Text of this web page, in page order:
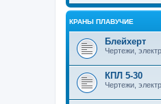
КРАНЫ ПЛАВУЧИЕ
Блейхерт
Чертежи,
КПЛ 5-30
Чертежи,